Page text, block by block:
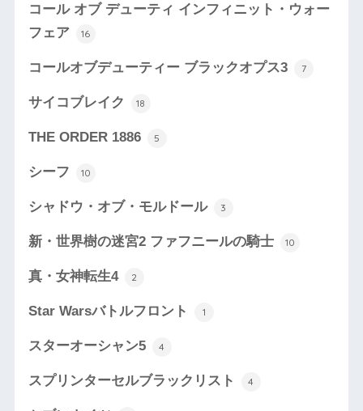
コール オブ デューティ インフィニット・ウォー
フェア
16
コールオブデューティー ブラックオプス3 7
サイコブレイク 18
THE ORDER 1886 5
シーフ 10
シャドウ・オブ・モルドール 3
新・世界樹の迷宮2 ファフニールの騎士 10
真・女神転生4 2
Star Warsバトルフロント 1
スターオーシャン5 4
スプリンターセルブラックリスト 4